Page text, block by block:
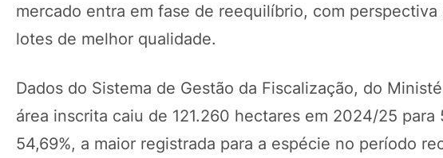
mercado entra em fase de reequilíbrio, com
lotes de melhor qualidade.
Dados do Sistema de Gestão da Fiscalização, do
área inscrita caiu de 121.260 hectares em 2024/25
54,69%, a maior registrada para a espécie no período